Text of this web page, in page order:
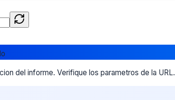
del informe. Verifique los parametros de la URL.